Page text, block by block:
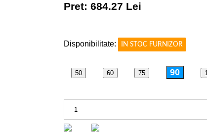
Pret: 684.27 Lei
Disponibilitate:
IN STOC FURNIZOR
50 60 75 90